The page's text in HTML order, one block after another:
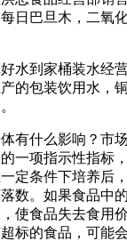
日巴旦木，二氧
到家桶装水经营
的包装饮用水，
什么影响？市场
一项指示性指标
定条件下培养后
数。如果食品中
使食品失去食用
标的食品，可能